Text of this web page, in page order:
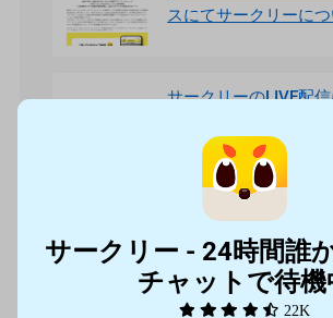
サークリー - 24時間誰
チャットで待機
22K
スにてサークリーに
サークリーのLIVE配
イベントを5/16より
ト入賞者には豪華オリ
をプレゼント！
サークリーのLIVE配
ークリー 配信者カッ